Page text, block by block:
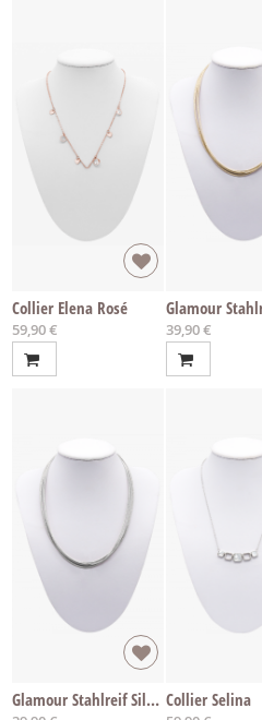
Collier Elena Rosé
59,90 € 39,90 €
Glamour Stahlreif Silver Collier Selina